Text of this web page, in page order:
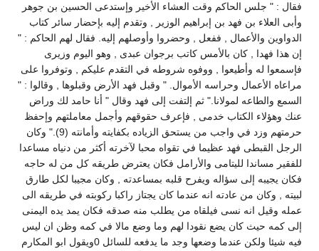
فقال : " جلس الحاكم وقت العشاء الأخير وإستدعى الحسين بن جوهر
وأبى العلاء بن فهد بن إبراهيم الوزير , وتقدم إليه بإحضار سائر كتاب
الدواوين والأعمال , ففعل , وحضروا وأوصلهم إليه. فقال لهم الحاكم : "
إن هذا فهدا , كان بالأمس كاتب برجوان عبدى , وهو اليوم وزيرى
فإسمعوا له وأطيعوا , ووفوه شروطه في التقدم عليكم , وتوفروا على
مراعاه الأعمال وحراسه الأموال. " وقبل فهد الأرض وقبلوها , وقالوا : "
السمع والطاعه لمولانا." ثم إلتفت إلى فهد وقال " أنا حامد لك وراض
عنك وهؤلاء الكتاب خدمى , فإعرف حقوقهم وأجمل معاملتهم وإحفظ
حرمتهم وزد في واجب من يستحق الزياده بكفايته وأمانته (9)." وكان
الرجل القبطى فهد عظيما في تقواه محبا لآخرته أكثر من دنياه مساعدا
للفقير مساندا لليتامى والأرامل فكان يعترض طريقه كل من له حاجه
فكان يجيبه إلى سؤاله ويفرح قلبه بمساعدته , وكان مجيبا لكل طارق
لبيته , وكان من عادته انه عندما كان يجتاز راكبا ركوبته في طريقه الى
عمله وقيل انه نسى فيلقاه من يطلب منه صدقه فكان يمد يده اليمنى
إلى كمه حيث كان يضع نقودا لهم وما وضع مالا في كمه وظن ان ليس
فيه شيئا ولكن عندما وضعها وجد ما يدفعه للسائل 0ويقول ابو المكارم